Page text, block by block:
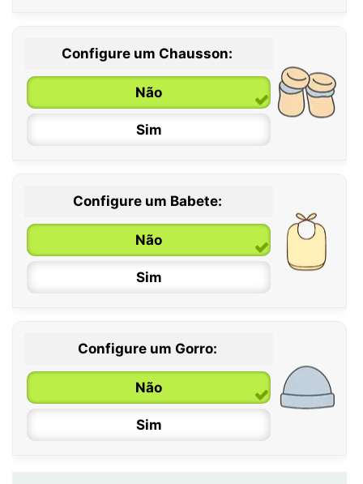
0 / 6 meses
6 / 12 meses
12 / 18 meses
Configure um Chausson:
Não
Sim
Configure um Babete:
Não
Sim
Configure um Gorro:
Não
Sim